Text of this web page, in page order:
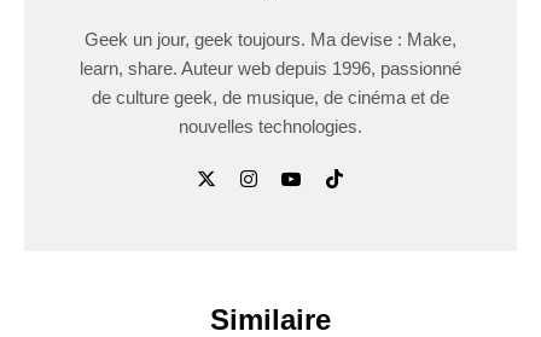
Geek un jour, geek toujours. Ma devise : Make,
learn, share. Auteur web depuis 1996, passionné
de culture geek, de musique, de cinéma et de
nouvelles technologies.
Similaire